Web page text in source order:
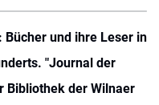
Bücher und ihre Leser in
"Journal der
Bibliothek der Wilnaer